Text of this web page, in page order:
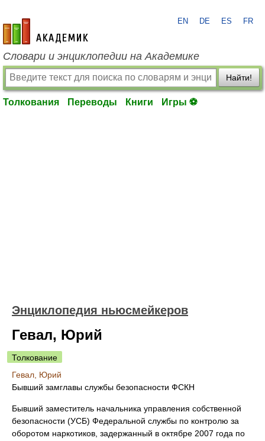
academic.ru
EN DE ES FR
Словари и энциклопедии на Академике
Найти!
Толкования Переводы Книги Игры ⚽
Энциклопедия ньюсмейкеров
Гевал, Юрий
Толкование
Гевал, Юрий
Бывший замглавы службы безопасности ФСКН
Бывший заместитель начальника управления собственной
безопасности (УСБ) Федеральной службы по контролю за
оборотом наркотиков, задержанный в октябре 2007 года по